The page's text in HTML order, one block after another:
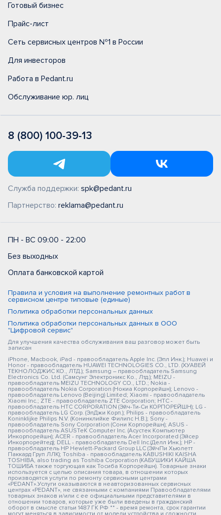
Готовый бизнес
Прайс-лист
Сеть сервисных центров №1 в России
Для инвесторов
Работа в Pedant.ru
Обслуживание юр. лиц
8 (800) 100-39-13
Служба поддержки: spk@pedant.ru
Партнерство: reklama@pedant.ru
ПН - ВС 09:00 - 22:00
Без выходных
Оплата банковской картой
Правила и условия на выполнение ремонтных работ в
сервисном центре типовые (единые)
Политика обработки персональных данных
Политика обработки персональных данных в ООО
"Цифровой сервис"
Для улучшения качества обслуживания ваш разговор может быть
записан
iPhone, Macbook, iPad - правообладатель Apple Inc. (Эпл Инк.); Huawei и
Honor - правообладатель HUAWEI TECHNOLOGIES CO., LTD. (ХУАВЕЙ
ТЕКНОЛОДЖИС КО., ЛТД.); Samsung – правообладатель Samsung
Electronics Co. Ltd. (Самсунг Электроникс Ко., Лтд.); MEIZU -
правообладатель MEIZU TECHNOLOGY CO., LTD.; Nokia -
правообладатель Nokia Corporation (Нокиа Корпорейшн); Lenovo -
правообладатель Lenovo (Beijing) Limited; Xiaomi - правообладатель
Xiaomi Inc.; ZTE - правообладатель ZTE Corporation; HTC -
правообладатель HTC CORPORATION (Эйч-Ти-Си КОРПОРЕЙШН); LG -
правообладатель LG Corp. (ЭлДжи Корп.); Philips - правообладатель
Koninklijke Philips N.V. (Конинклийке Филипс Н.В.); Sony -
правообладатель Sony Corporation (Сони Корпорейшн); ASUS -
правообладатель ASUSTeK Computer Inc. (Асустек Компьютер
Инкорпорейшн); ACER - правообладатель Acer Incorporated (Эйсер
Инкорпорейтед); DELL - правообладатель Dell Inc.(Делл Инк.); HP -
правообладатель HP Hewlett-Packard Group LLC (ЭйчПи Хьюлетт
Паккард Груп ЛЛК); Toshiba - правообладатель KABUSHIKI KAISHA
TOSHIBA, also trading as Toshiba Corporation (КАБУШИКИ КАЙША
ТОШИБА также торгующая как Тосиба Корпорейшн). Товарные знаки
используется с целью описания товара, в отношении которых
производятся услуги по ремонту сервисными центрами
«PEDANT».Услуги оказываются в неавторизованных сервисных
центрах «PEDANT», не связанными с компаниями Правообладателями
товарных знаков и/или с ее официальными представителями в
отношении товаров, которые уже были введены в гражданский
оборот в смысле статьи 1487 ГК РФ ** - время ремонта, срок гарантии